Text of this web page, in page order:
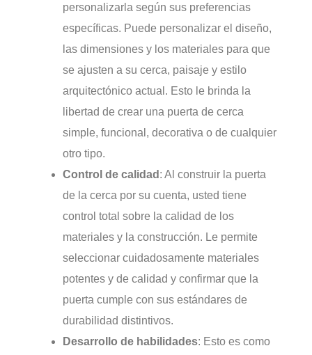
personalizarla según sus preferencias
específicas. Puede personalizar el diseño,
las dimensiones y los materiales para que
se ajusten a su cerca, paisaje y estilo
arquitectónico actual. Esto le brinda la
libertad de crear una puerta de cerca
simple, funcional, decorativa o de cualquier
otro tipo.
Control de calidad : Al construir la puerta
de la cerca por su cuenta, usted tiene
control total sobre la calidad de los
materiales y la construcción. Le permite
seleccionar cuidadosamente materiales
potentes y de calidad y confirmar que la
puerta cumple con sus estándares de
durabilidad distintivos.
Desarrollo de habilidades: Esto es como